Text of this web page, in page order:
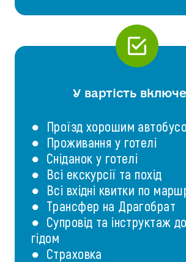
У вартість
● Проїзд хорошим
● Проживання у готелі
● Сніданок у готелі
● Всі екскурсії та похід
● Всі вхідні квитки по
● Трансфер на Драгобрат
● Супровід та інструктаж
гідом
● Страховка